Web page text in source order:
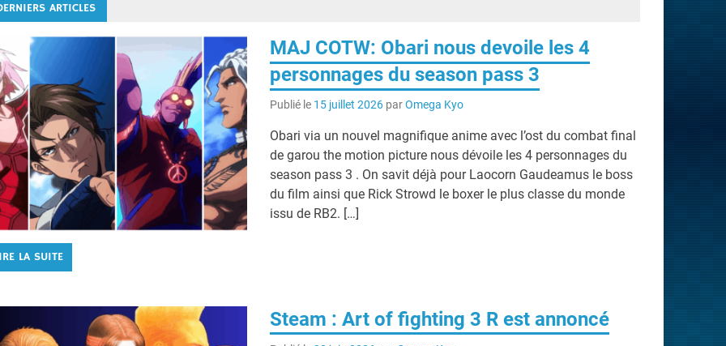
ARTICLES
MAJ COTW: Obari nous devoile les 4
personnages du season pass 3
Publié le 15 juillet 2026 parOmega Kyo
Obari via un nouvel magnifique anime avec l’ost du combat final
de garou the motion picture nous dévoile les 4 personnages du
season pass 3 . On savit déjà pour Laocorn Gaudeamus le boss
du film ainsi que Rick Strowd le boxer le plus classe du monde
issu de RB2. […]
LA SUITE
Steam : Art of fighting 3 R est annoncé